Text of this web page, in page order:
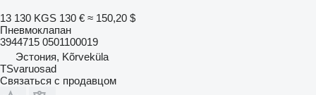
13 130 KGS 130 € ≈ 150,20 $
Пневмоклапан
3944715 0501100019
Эстония, Kõrveküla
TSvaruosad
Связаться с продавцом